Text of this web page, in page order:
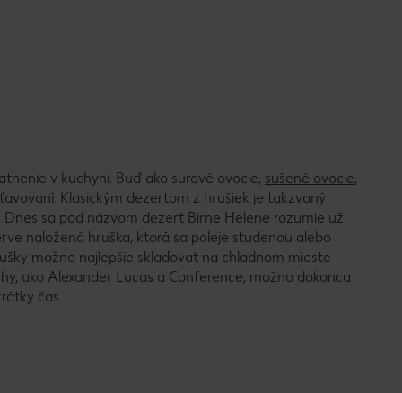
v kuchyni. Buď ako surové ovocie, sušené ovocie,
Klasickým dezertom z hrušiek je takzvaný
Dnes sa pod názvom dezert Birne Helene rozumie už
naložená hruška, ktorá sa poleje studenou alebo
možno najlepšie skladovať na chladnom mieste
ako Alexander Lucas a Conference, možno dokonca
čas.